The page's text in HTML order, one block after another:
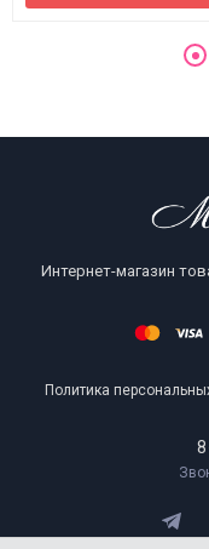
Интернет-магазин
Политика